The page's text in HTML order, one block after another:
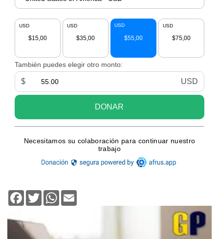
Facebook
TwitterWhatsApp